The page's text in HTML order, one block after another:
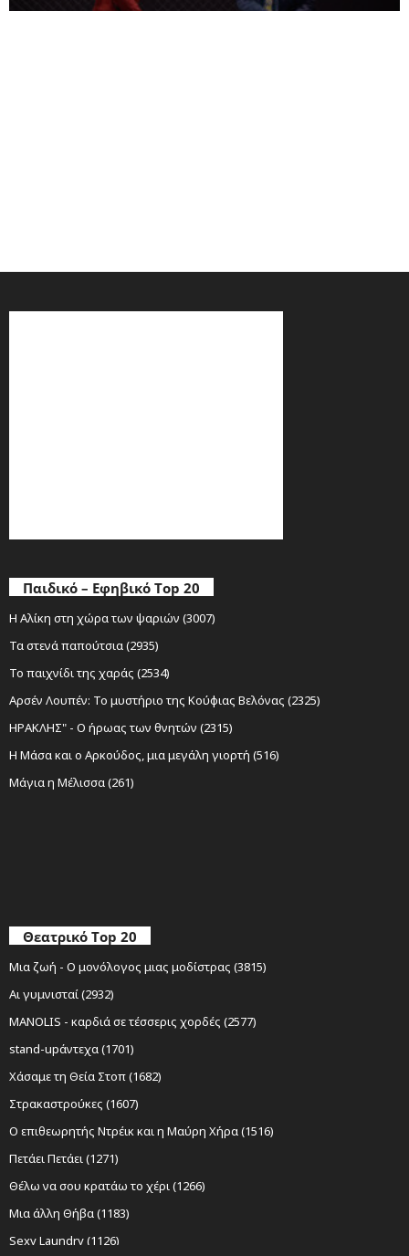
Παιδικό – Εφηβικό Top 20
Η Αλίκη στη χώρα των ψαριών (3007)
Τα στενά παπούτσια (2935)
Το παιχνίδι της χαράς (2534)
Αρσέν Λουπέν: Το μυστήριο της Κούφιας Βελόνας (2325)
ΗΡΑΚΛΗΣ" - Ο ήρωας των θνητών (2315)
Η Μάσα και ο Αρκούδος, μια μεγάλη γιορτή (516)
Μάγια η Μέλισσα (261)
Θεατρικό Top 20
Μια ζωή - Ο μονόλογος μιας μοδίστρας (3815)
Αι γυμνισταί (2932)
MANOLIS - καρδιά σε τέσσερις χορδές (2577)
stand-upάντεχα (1701)
Χάσαμε τη Θεία Στοπ (1682)
Στρακαστρούκες (1607)
Ο επιθεωρητής Ντρέικ και η Μαύρη Χήρα (1516)
Πετάει Πετάει (1271)
Θέλω να σου κρατάω το χέρι (1266)
Μια άλλη Θήβα (1183)
Sexy Laundry (1126)